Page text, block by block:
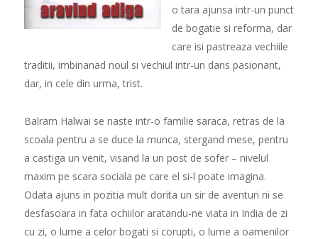
o tara ajunsa intr-un punct
de bogatie si reforma, dar
care isi pastreaza vechiile
traditii, imbinanad noul si vechiul intr-un dans pasionant,
dar, in cele din urma, trist.
Balram Halwai se naste intr-o familie saraca, retras de la
scoala pentru a se duce la munca, stergand mese, pentru
a castiga un venit, visand la un post de sofer – nivelul
maxim pe scara sociala pe care el si-l poate imagina.
Odata ajuns in pozitia mult dorita un sir de aventuri ni se
desfasoara in fata ochiilor aratandu-ne viata in India de zi
cu zi, o lume a celor bogati si corupti, o lume a oamenilor